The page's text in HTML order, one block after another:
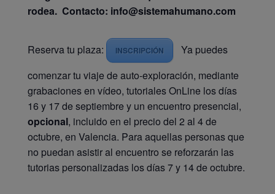
rodea. Contacto: info@sistemahumano.com
Reserva tu plaza: INSCRIPCIÓN
Ya puedes
comenzar tu viaje de auto-exploración, mediante
grabaciones en vídeo, tutoriales OnLine los días
16 y 17 de septiembre y un encuentro presencial,
opcional, incluido en el precio del 2 al 4 de
octubre, en Valencia. Para aquellas personas que
no puedan asistir al encuentro se reforzarán las
tutorias personalizadas los días 7 y 14 de octubre.